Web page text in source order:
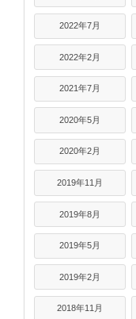
2022年7月
2022年2月
2021年7月
2020年5月
2020年2月
2019年11月
2019年8月
2019年5月
2019年2月
2018年11月